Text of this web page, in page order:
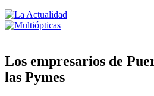
Los empresarios de
las Pymes